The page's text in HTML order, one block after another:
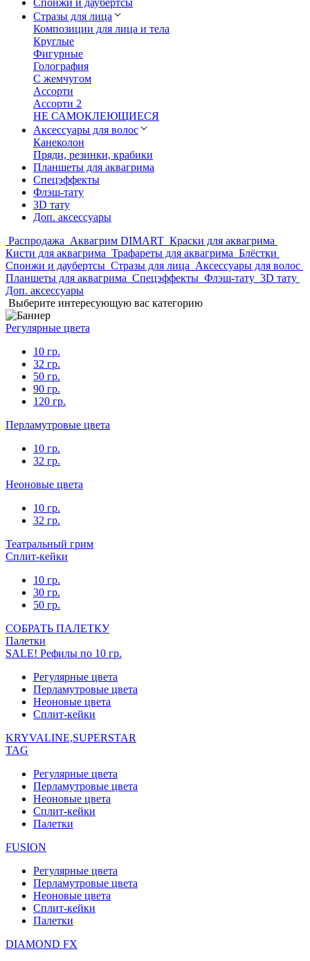
Спонжи и даубертсы
Стразы для лица
Композиции для лица и тела
Круглые
Фигурные
Голография
С жемчугом
Ассорти
Ассорти 2
НЕ САМОКЛЕЮЩИЕСЯ
Аксессуары для волос
Канеколон
Пряди, резинки, крабики
Планшеты для аквагрима
Спецэффекты
Флэш-тату
3D тату
Доп. аксессуары
Распродажа Аквагрим DIMART Краски для аквагрима
Кисти для аквагрима Трафареты для аквагрима Блёстки
Спонжи и даубертсы Стразы для лица Аксессуары для волос
Планшеты для аквагрима Спецэффекты Флэш-тату 3D тату
Доп. аксессуары
Выберите интересующую вас категорию
Регулярные цвета
10 гр.
32 гр.
50 гр.
90 гр.
120 гр.
Перламутровые цвета
10 гр.
32 гр.
Неоновые цвета
10 гр.
32 гр.
Театральный грим
Сплит-кейки
10 гр.
30 гр.
50 гр.
СОБРАТЬ ПАЛЕТКУ
Палетки
SALE! Рефилы по 10 гр.
Регулярные цвета
Перламутровые цвета
Неоновые цвета
Сплит-кейки
KRYVALINE,SUPERSTAR
TAG
Регулярные цвета
Перламутровые цвета
Неоновые цвета
Сплит-кейки
Палетки
FUSION
Регулярные цвета
Перламутровые цвета
Неоновые цвета
Сплит-кейки
Палетки
DIAMOND FX